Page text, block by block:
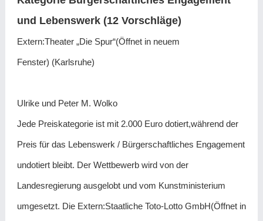
und Lebenswerk (12 Vorschläge)
Extern:Theater „Die Spur“(Öffnet in neuem
Fenster) (Karlsruhe)
Ulrike und Peter M. Wolko
Jede Preiskategorie ist mit 2.000 Euro dotiert,während der
Preis für das Lebenswerk / Bürgerschaftliches Engagement
undotiert bleibt. Der Wettbewerb wird von der
Landesregierung ausgelobt und vom Kunstministerium
umgesetzt. Die Extern:Staatliche Toto-Lotto GmbH(Öffnet in